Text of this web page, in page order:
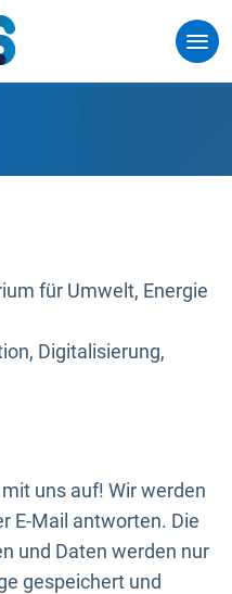
für Umwelt, Energie
Digitalisierung,
uns auf! Wir werden
E-Mail antworten. Die
und Daten werden nur
gespeichert und